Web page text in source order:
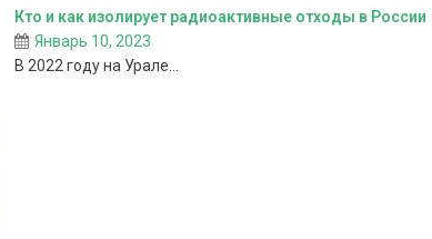
Кто и как изолирует радиоактивные отходы в России
Январь 10, 2023
В 2022 году на Урале...